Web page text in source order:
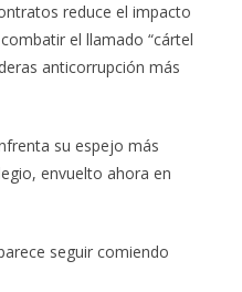
reduce el impacto
el llamado “cártel
anticorrupción más
su espejo más
envuelto ahora en
seguir comiendo